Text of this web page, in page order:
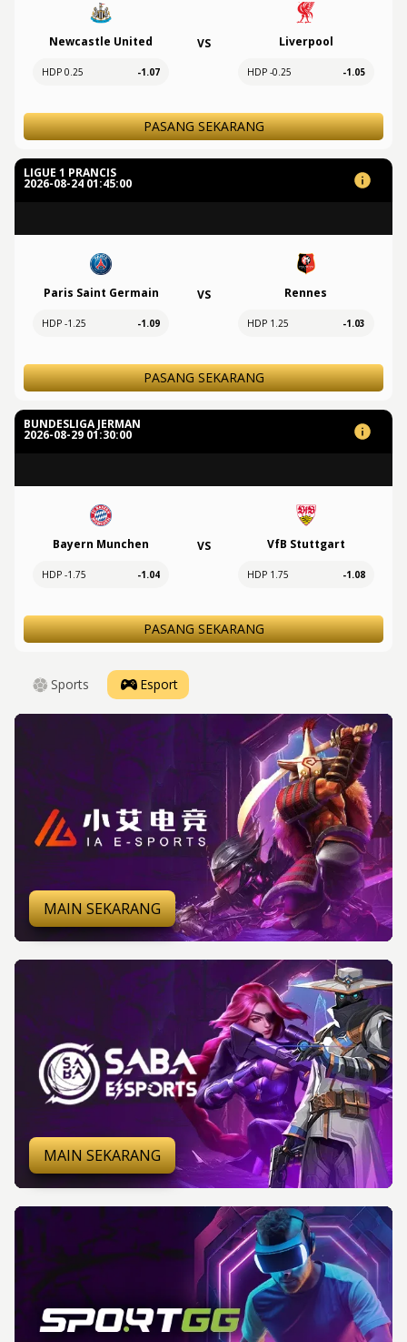
Newcastle United
HDP 0.25 -1.07
VS Liverpool
HDP -0.25 -1.05
PASANG SEKARANG
LIGUE 1 PRANCIS
2026-08-24 01:45:00
Paris Saint Germain
HDP -1.25 -1.09
VS Rennes
HDP 1.25 -1.03
PASANG SEKARANG
BUNDESLIGA JERMAN
2026-08-29 01:30:00
Bayern Munchen
HDP -1.75 -1.04
VS VfB Stuttgart
HDP 1.75 -1.08
PASANG SEKARANG
Sports Esport
MAIN SEKARANG
MAIN SEKARANG